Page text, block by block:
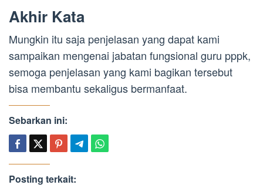
Akhir Kata
Mungkin itu saja penjelasan yang dapat kami
sampaikan mengenai jabatan fungsional guru pppk,
semoga penjelasan yang kami bagikan tersebut
bisa membantu sekaligus bermanfaat.
Sebarkan ini:
Posting terkait: